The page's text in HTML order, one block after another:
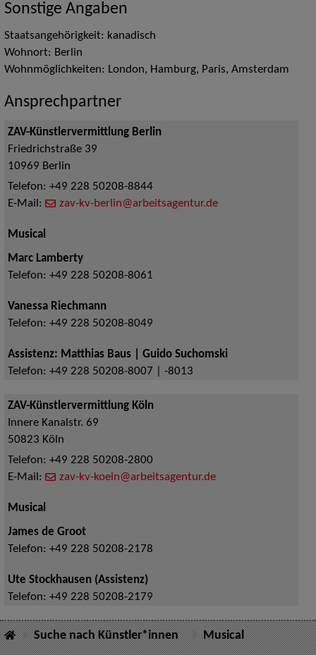
Sonstige Angaben
Staatsangehörigkeit: kanadisch
Wohnort: Berlin
Wohnmöglichkeiten: London, Hamburg, Paris, Amsterdam
Ansprechpartner
ZAV-Künstlervermittlung Berlin
Friedrichstraße 39
10969 Berlin
Telefon: +49 228 50208-8844
E-Mail:
zav-kv-berlin@arbeitsagentur.de
Musical
Marc Lamberty
Telefon: +49 228 50208-8061
Vanessa Riechmann
Telefon: +49 228 50208-8049
Assistenz: Matthias Baus | Guido Suchomski
Telefon: +49 228 50208-8007 | -8013
ZAV-Künstlervermittlung Köln
Innere Kanalstr. 69
50823 Köln
Telefon: +49 228 50208-2800
E-Mail:
zav-kv-koeln@arbeitsagentur.de
Musical
James de Groot
Telefon: +49 228 50208-2178
Ute Stockhausen (Assistenz)
Telefon: +49 228 50208-2179
Suche nach Künstler*innen Musical